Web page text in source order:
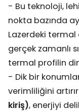
- Bu teknoloji,
nokta bazında
Lazerdeki
gerçek zamanlı
termal profilin
- Dik bir
verimliliğini
kiriş), enerjiyi